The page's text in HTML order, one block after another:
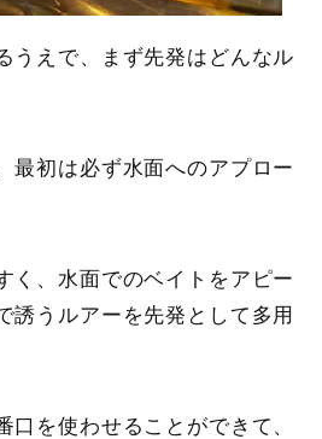
うえで、まず先発はどんなル
最初は必ず水面へのアプロー
く、水面でのベイトをアピー
誘うルアーを先発として多用
口を使わせることができて、